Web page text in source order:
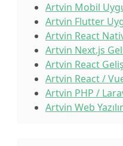
Artvin Mobil
Artvin Flutter
Artvin React
Artvin Next.js
Artvin React
Artvin React /
Artvin PHP /
Artvin Web